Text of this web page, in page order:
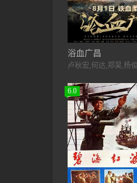
浴血广昌
6.0